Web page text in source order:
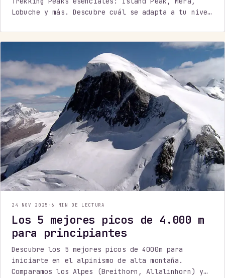
Lobuche y más. Descubre cuál se adapta a tu nivel
24 NOV 2025 · 6 MIN DE LECTURA
Los 5 mejores picos de 4.000 m
para principiantes
Descubre los 5 mejores picos de 4000m para
iniciarte en el alpinismo de alta montaña.
Comparamos los Alpes (Breithorn, Allalinhorn) y